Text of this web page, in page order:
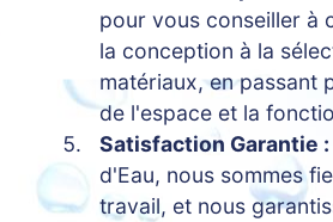
pour vous conseiller à
la conception à la
matériaux, en passant
de l'espace et la
Satisfaction Garantie :
d'Eau, nous sommes
travail, et nous